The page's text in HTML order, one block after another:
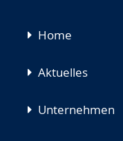
Navigation
Home
Aktuelles
Unternehmen